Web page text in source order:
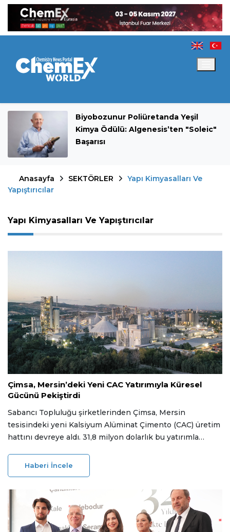
Biyobozunur Poliüretanda Yeşil
Kimya Ödülü: Algenesis’ten "Soleic"
Başarısı
Anasayfa SEKTÖRLER
Yapı Kimyasalları Ve
Yapıştırıcılar
Yapı Kimyasalları Ve Yapıştırıcılar
17 Temmuz 2026
Çimsa, Mersin’deki Yeni CAC Yatırımıyla Küresel
Gücünü Pekiştirdi
Sabancı Topluluğu şirketlerinden Çimsa, Mersin
tesisindeki yeni Kalsiyum Alüminat Çimento (CAC) üretim
hattını devreye aldı. 31,8 milyon dolarlık bu yatırımla
tona çıkaran şirket, son iki yıldaki yatırımlarıyla
kapasitesini üç katına taşıyarak dünya genelinde (Çin
güce ulaştı.
Haberi İncele